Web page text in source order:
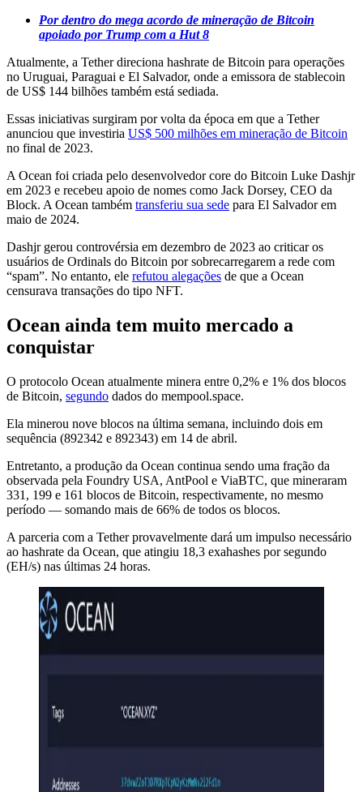
Por dentro do mega acordo de mineração de Bitcoin
apoiado por Trump com a Hut 8
Atualmente, a Tether direciona hashrate de Bitcoin para operações
no Uruguai, Paraguai e El Salvador, onde a emissora de stablecoin
de US$ 144 bilhões também está sediada.
Essas iniciativas surgiram por volta da época em que a Tether
anunciou que investiria US$ 500 milhões em mineração de Bitcoin
no final de 2023.
A Ocean foi criada pelo desenvolvedor core do Bitcoin Luke Dashjr
em 2023 e recebeu apoio de nomes como Jack Dorsey, CEO da
Block. A Ocean também transferiu sua sede para El Salvador em
maio de 2024.
Dashjr gerou controvérsia em dezembro de 2023 ao criticar os
usuários de Ordinals do Bitcoin por sobrecarregarem a rede com
“spam”. No entanto, ele refutou alegações de que a Ocean
censurava transações do tipo NFT.
Ocean ainda tem muito mercado a
conquistar
O protocolo Ocean atualmente minera entre 0,2% e 1% dos blocos
de Bitcoin, segundo dados do mempool.space.
Ela minerou nove blocos na última semana, incluindo dois em
sequência (892342 e 892343) em 14 de abril.
Entretanto, a produção da Ocean continua sendo uma fração da
observada pela Foundry USA, AntPool e ViaBTC, que mineraram
331, 199 e 161 blocos de Bitcoin, respectivamente, no mesmo
período — somando mais de 66% de todos os blocos.
A parceria com a Tether provavelmente dará um impulso necessário
ao hashrate da Ocean, que atingiu 18,3 exahashes por segundo
(EH/s) nas últimas 24 horas.